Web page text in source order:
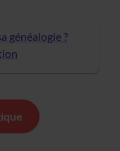
généalogie ?